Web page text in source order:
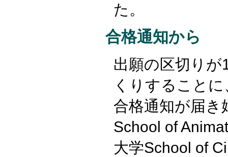
た。
合格通知から
出願の区切り
くりすること
合格通知が届き
School of
大学School of